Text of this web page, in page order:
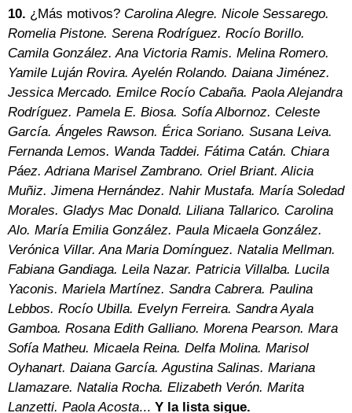
10. ¿Más motivos? Carolina Alegre. Nicole Sessarego.
Romelia Pistone. Serena Rodríguez. Rocío Borillo.
Camila González. Ana Victoria Ramis. Melina Romero.
Yamile Luján Rovira. Ayelén Rolando. Daiana Jiménez.
Jessica Mercado. Emilce Rocío Cabaña. Paola Alejandra
Rodríguez. Pamela E. Biosa. Sofía Albornoz. Celeste
García. Ángeles Rawson. Érica Soriano. Susana Leiva.
Fernanda Lemos. Wanda Taddei. Fátima Catán. Chiara
Páez. Adriana Marisel Zambrano. Oriel Briant. Alicia
Muñiz. Jimena Hernández. Nahir Mustafa. María Soledad
Morales. Gladys Mac Donald. Liliana Tallarico. Carolina
Alo. María Emilia González. Paula Micaela González.
Verónica Villar. Ana Maria Domínguez. Natalia Mellman.
Fabiana Gandiaga. Leila Nazar. Patricia Villalba. Lucila
Yaconis. Mariela Martínez. Sandra Cabrera. Paulina
Lebbos. Rocío Ubilla. Evelyn Ferreira. Sandra Ayala
Gamboa. Rosana Edith Galliano. Morena Pearson. Mara
Sofía Matheu. Micaela Reina. Delfa Molina. Marisol
Oyhanart. Daiana García. Agustina Salinas. Mariana
Llamazare. Natalia Rocha. Elizabeth Verón. Marita
Lanzetti. Paola Acosta... Y la lista sigue.